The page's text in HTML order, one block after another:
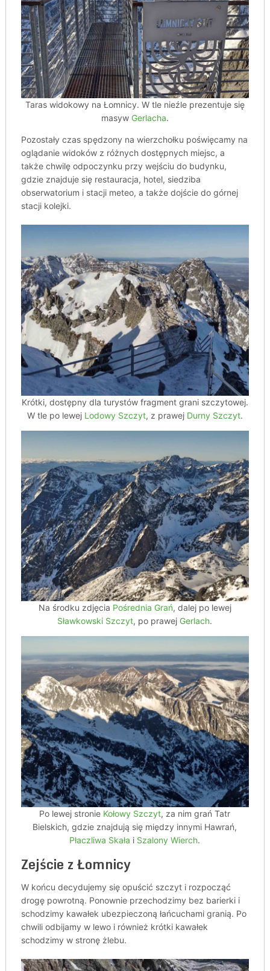
Taras widokowy na Łomnicy. W tle nieźle prezentuje się
masyw Gerlacha.
Pozostały czas spędzony na wierzchołku poświęcamy na
oglądanie widoków z różnych dostępnych miejsc, a
także chwilę odpoczynku przy wejściu do budynku,
gdzie znajduje się restauracja, hotel, siedziba
obserwatorium i stacji meteo, a także dojście do górnej
stacji kolejki.
Krótki, dostępny dla turystów fragment grani szczytowej.
W tle po lewej Lodowy Szczyt, z prawej Durny Szczyt.
Na środku zdjęcia Pośrednia Grań, dalej po lewej
Sławkowski Szczyt, po prawej Gerlach.
Po lewej stronie Kołowy Szczyt, za nim grań Tatr
Bielskich, gdzie znajdują się między innymi Hawrań,
Płaczliwa Skała i Szalony Wierch.
Zejście z Łomnicy
W końcu decydujemy się opuścić szczyt i rozpocząć
drogę powrotną. Ponownie przechodzimy bez barierki i
schodzimy kawałek ubezpieczoną łańcuchami granią. Po
chwili odbijamy w lewo i również krótki kawałek
schodzimy w stronę żlebu.